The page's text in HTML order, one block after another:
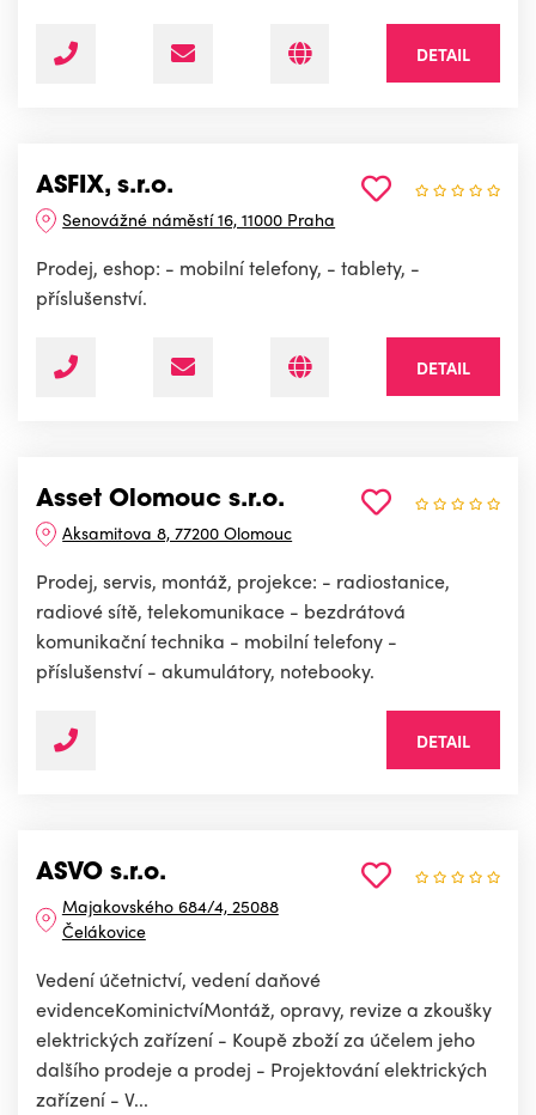
DETAIL
ASFIX, s.r.o.
Senovážné náměstí 16, 11000 Praha
Prodej, eshop: - mobilní telefony, - tablety, -
příslušenství.
DETAIL
Asset Olomouc s.r.o.
Aksamitova 8, 77200 Olomouc
Prodej, servis, montáž, projekce: - radiostanice,
radiové sítě, telekomunikace - bezdrátová
komunikační technika - mobilní telefony -
příslušenství - akumulátory, notebooky.
DETAIL
ASVO s.r.o.
Majakovského 684/4, 25088
Čelákovice
Vedení účetnictví, vedení daňové
evidenceKominictvíMontáž, opravy, revize a zkoušky
elektrických zařízení - Koupě zboží za účelem jeho
dalšího prodeje a prodej - Projektování elektrických
zařízení - V...